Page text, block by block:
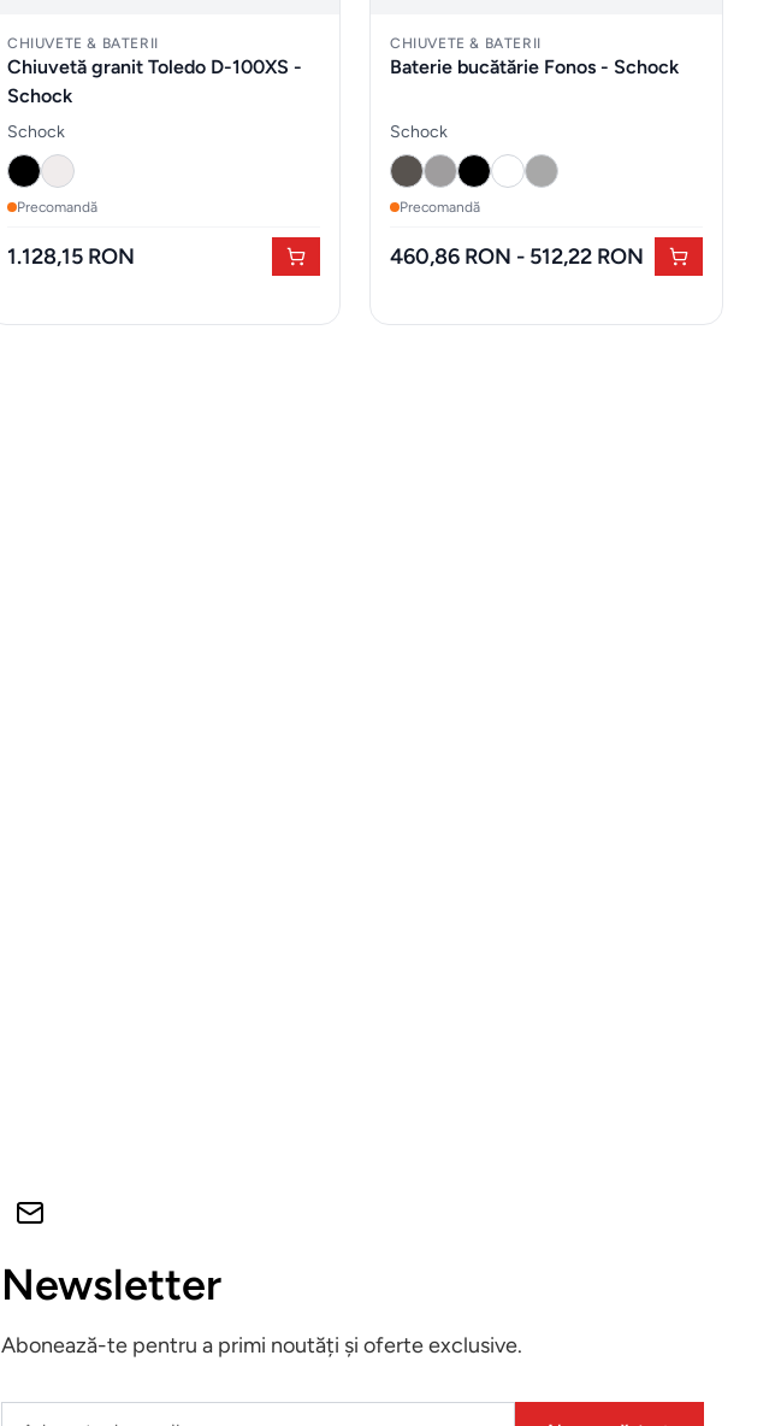
CHIUVETE & BATERII
Chiuvetă granit Toledo D-100XS -
Schock
Schock
Precomandă
1.128,15 RON
CHIUVETE & BATERII
Baterie bucătărie Fonos - Schock
Schock
Precomandă
460,86 RON - 512,22 RON
Newsletter
Abonează-te pentru a primi noutăți și oferte exclusive.